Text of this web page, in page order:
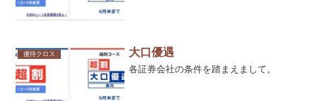
優待クロス 大口優遇
各証券会社の条件を踏まえまして。